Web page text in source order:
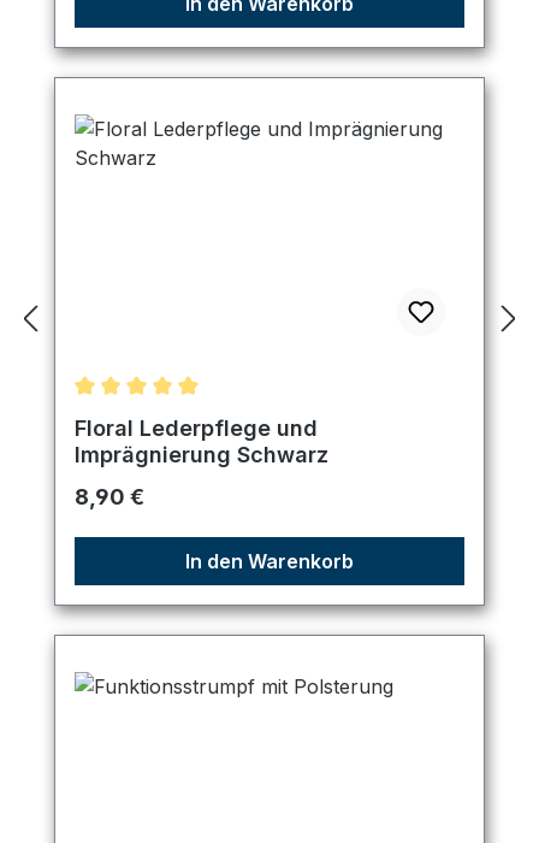
Durchschnittliche Bewertung von 5 von 5 Sternen
Floral Lederpflege und
Imprägnierung Schwarz
Regulärer Preis:
8,90 €
In den Warenkorb